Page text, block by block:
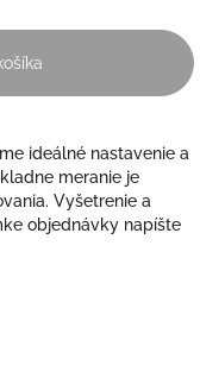
ideálné nastavenie a
meranie je
Vyšetrenie a
objednávky napíšte